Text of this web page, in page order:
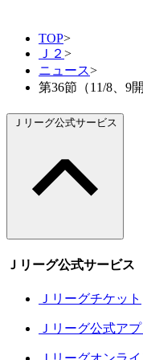
TOP>
Ｊ２ >
ニュース>
第36節（11/8、9
Ｊリーグ公式サービス
Ｊリーグ公式サービス
Ｊリーグチケット
Ｊリーグ公式アプ